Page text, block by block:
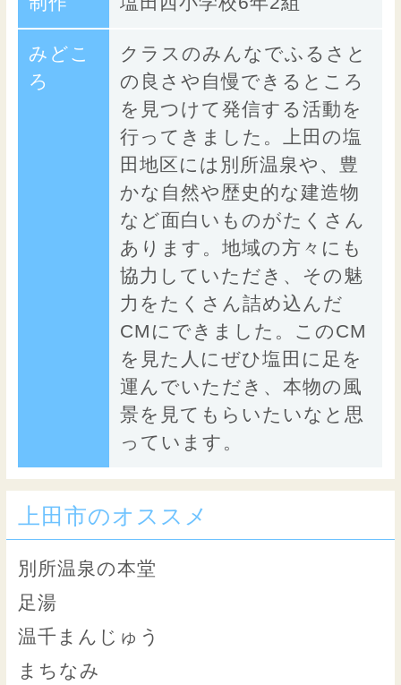
みどこ
ろ
クラスのみんなでふるさと
の良さや自慢できるところ
を見つけて発信する活動を
行ってきました。上田の塩
田地区には別所温泉や、豊
かな自然や歴史的な建造物
など面白いものがたくさん
あります。地域の方々にも
協力していただき、その魅
力をたくさん詰め込んだ
CMにできました。このCM
を見た人にぜひ塩田に足を
運んでいただき、本物の風
景を見てもらいたいなと思
っています。
上田市のオススメ
別所温泉の本堂
足湯
温千まんじゅう
まちなみ